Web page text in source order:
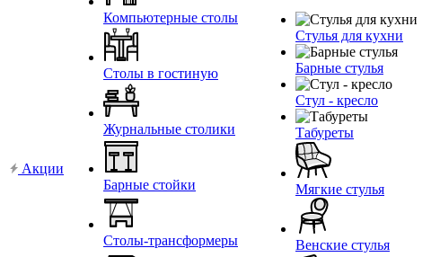
Акции
Компьютерные столы
Столы в гостиную
Журнальные столики
Барные стойки
Столы-трансформеры
Стулья для кухни
Барные стулья
Стул - кресло
Табуреты
Мягкие стулья
Венские стулья